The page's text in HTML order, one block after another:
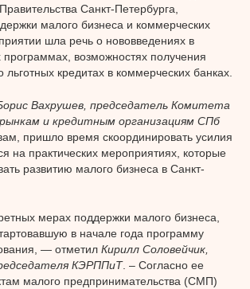
Санкт-Петербурга,
малого бизнеса и коммерческих
шла речь о нововведениях в
программах, возможностях получения
льготных кредитах в коммерческих банках.
Вахрушев, председатель Комитета
и кредитным организациям СПб
пришло время скоординировать усилия
на практических мероприятиях, которые
развитию малого бизнеса в Санкт-
мерах поддержки малого бизнеса,
в начале года программу
— отметил Кирилл Соловейчик,
КЭРППиТ. – Согласно ее
малого предпринимательства (СМП)